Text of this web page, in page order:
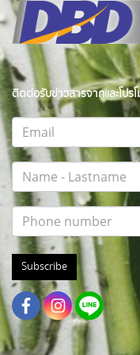
ติดต่อรับข่าวสารจากและโปร
Subscribe